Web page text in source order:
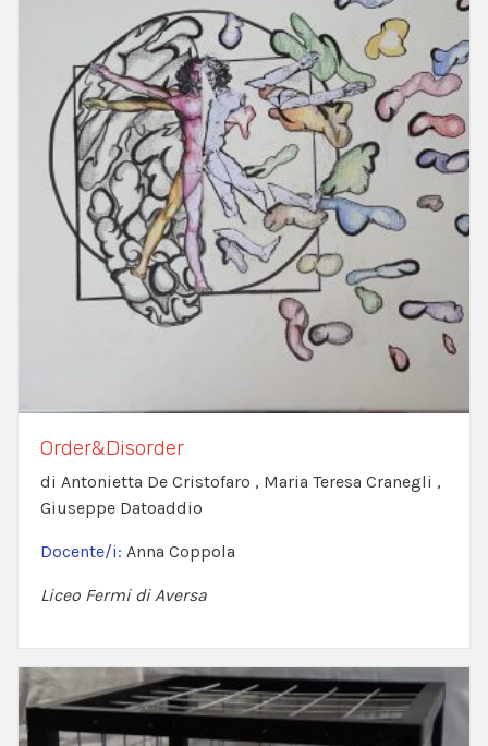
Order&Disorder
di Antonietta De Cristofaro , Maria Teresa Cranegli ,
Giuseppe Datoaddio
Docente/i: Anna Coppola
Liceo Fermi di Aversa